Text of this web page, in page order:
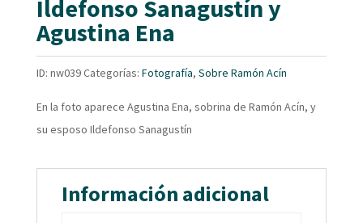
Ildefonso Sanagustín y
Agustina Ena
ID: nw039Categorías: Fotografía, Sobre Ramón Acín
En la foto aparece Agustina Ena, sobrina de Ramón Acín, y
su esposo Ildefonso Sanagustín
Información adicional